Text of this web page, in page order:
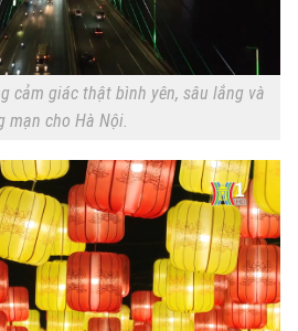
cảm giác thật bình yên, sâu lắng và
mạn cho Hà Nội.